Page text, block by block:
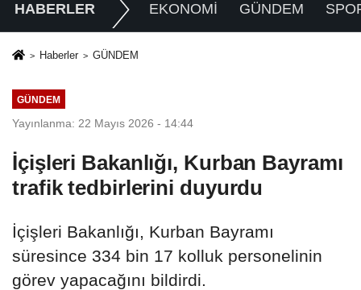
HABERLER EKONOMİ GÜNDEM
Haberler GÜNDEM
GÜNDEM
Yayınlanma: 22 Mayıs 2026 - 14:44
İçişleri Bakanlığı, Kurban Bayramı
trafik tedbirlerini duyurdu
İçişleri Bakanlığı, Kurban Bayramı
süresince 334 bin 17 kolluk personelinin
görev yapacağını bildirdi.